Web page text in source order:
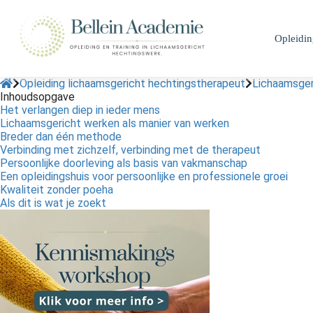
Opleiding lichaamsgericht hechtingstherapeut
Inhoudsopgave
Het verlangen diep in ieder mens
Lichaamsgericht werken als manier van werken
Breder dan één methode
Verbinding met zichzelf, verbinding met de therapeut
Persoonlijke doorleving als basis van vakmanschap
Een opleidingshuis voor persoonlijke en professionele groei
Kwaliteit zonder poeha
Als dit is wat je zoekt
te
over
op de
gebruikt
bezoekers te
op de
Hierdoor
relevante
tonen
op het
van deze